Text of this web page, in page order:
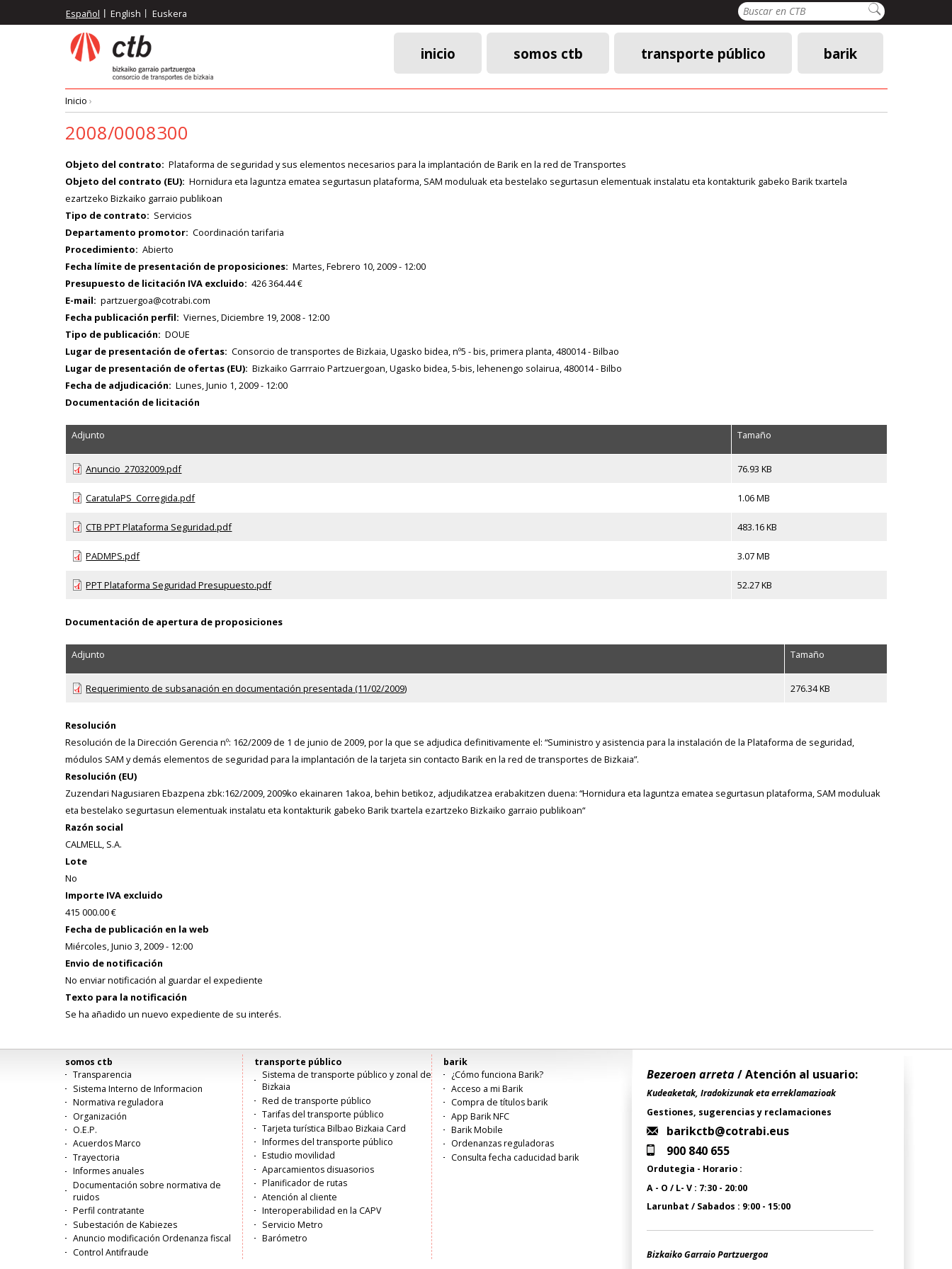
al
Buscar
Español English Euskera
Menú
principal
inicio somos ctb transporte público barik
Ruta
de
navegación
Inicio ›
2008/0008300
Objeto del contrato
Plataforma de seguridad y sus elementos necesarios para la implantación de Barik en la red de Transportes
Objeto del contrato (EU) Hornidura eta laguntza ematea segurtasun plataforma, SAM moduluak eta bestelako segurtasun elementuak instalatu eta kontakturik gabeko Barik txartela
ezartzeko Bizkaiko garraio publikoan
Tipo de contrato
Servicios
Departamento promotor Coordinación tarifaria
Procedimiento
Abierto
Fecha límite de presentación de proposiciones Martes, Febrero 10, 2009 - 12:00
Presupuesto de licitación IVA excluido
426 364.44 €
E-mail
partzuergoa@cotrabi.com
Fecha publicación perfil
Viernes, Diciembre 19, 2008 - 12:00
Tipo de publicación
DOUE
Lugar de presentación de ofertas Consorcio de transportes de Bizkaia, Ugasko bidea, nº5 - bis, primera planta, 480014 - Bilbao
Lugar de presentación de ofertas (EU) Bizkaiko Garrraio Partzuergoan, Ugasko bidea, 5-bis, lehenengo solairua, 480014 - Bilbo
Fecha de adjudicación
Lunes, Junio 1, 2009 - 12:00
Documentación de licitación
Adjunto Tamaño
Anuncio_27032009.pdf 76.93 KB
CaratulaPS_Corregida.pdf 1.06 MB
CTB PPT Plataforma Seguridad.pdf 483.16 KB
PADMPS.pdf 3.07 MB
PPT Plataforma Seguridad Presupuesto.pdf 52.27 KB
Documentación de apertura de proposiciones
Adjunto Tamaño
Requerimiento de subsanación en documentación presentada (11/02/2009) 276.34 KB
Resolución
Resolución de la Dirección Gerencia nº: 162/2009 de 1 de junio de 2009, por la que se adjudica definitivamente el: “Suministro y asistencia para la instalación de la Plataforma de seguridad,
módulos SAM y demás elementos de seguridad para la implantación de la tarjeta sin contacto Barik en la red de transportes de Bizkaia”.
Resolución (EU)
Zuzendari Nagusiaren Ebazpena zbk:162/2009, 2009ko ekainaren 1akoa, behin betikoz, adjudikatzea erabakitzen duena: “Hornidura eta laguntza ematea segurtasun plataforma, SAM moduluak
eta bestelako segurtasun elementuak instalatu eta kontakturik gabeko Barik txartela ezartzeko Bizkaiko garraio publikoan“
Razón social
CALMELL, S.A.
Lote
No
Importe IVA excluido
415 000.00 €
Fecha de publicación en la web
Miércoles, Junio 3, 2009 - 12:00
Envio de notificación
No enviar notificación al guardar el expediente
Texto para la notificación
Se ha añadido un nuevo expediente de su interés.
Menú
principal
somos ctb
Transparencia
Sistema Interno de Informacion
Normativa reguladora
Organización
O.E.P.
Acuerdos Marco
Trayectoria
Informes anuales
Documentación sobre normativa de
ruidos
Perfil contratante
Subestación de Kabiezes
Anuncio modificación Ordenanza fiscal
Control Antifraude
transporte público
Sistema de transporte público y zonal de
Bizkaia
Red de transporte público
Tarifas del transporte público
Tarjeta turística Bilbao Bizkaia Card
Informes del transporte público
Estudio movilidad
Aparcamientos disuasorios
Planificador de rutas
Atención al cliente
Interoperabilidad en la CAPV
Servicio Metro
Barómetro
barik
¿Cómo funciona Barik?
Acceso a mi Barik
Compra de títulos barik
App Barik NFC
Barik Mobile
Ordenanzas reguladoras
Consulta fecha caducidad barik
Bezeroen arreta/ Atención al usuario:
Kudeaketak, Iradokizunak eta erreklamazioak
Gestiones, sugerencias y reclamaciones
barikctb@cotrabi.eus
900 840 655
Ordutegia - Horario :
A - O / L- V : 7:30 - 20:00
Larunbat / Sabados : 9:00 - 15:00
Bizkaiko Garraio Partzuergoa